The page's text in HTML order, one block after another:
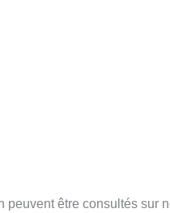
peuvent être consultés sur